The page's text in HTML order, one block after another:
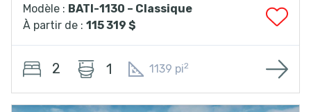
Modèle : BATI-1130 – Classique
À partir de : 115 319 $
2 1 1139 pi2